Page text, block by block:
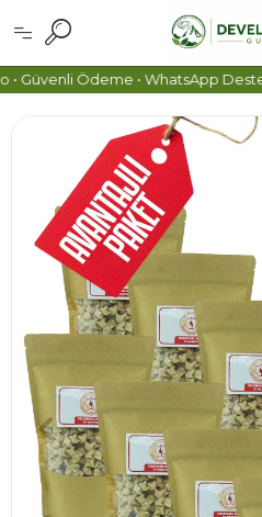
Ödeme • WhatsApp Destek